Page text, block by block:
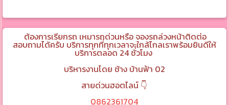
บริการเหมารถไพรเวท ขนาดเล็ก-ขนาดใหญ่ พร้อมคนขับ ทีมงาน
มืออาชีพที่มีประสบการณ์ขับรถสาธารณะมากกว่า 10 ปี เน้น
คุณภาพมากกว่าปริมาณ เพื่อความสะดวกและปลอดภัยสูงสุด
ลูกค้าสามารถติดต่อสื่อสารและติดตามการเดินทางได้ตลอดเวลา
ด้วยระบบ GPS ติดตามและ GPS นำทาง ทำให้มั่นใจในความ
ปลอดภัยและถึงที่หมายอย่างรวดเร็ว ไม่เสียเวลาการเดินทาง
พนักงานขับรถทุกท่านผ่านการตรวจสอบประวัติอาชญากรรม
จากสำนักงานตำรวจแห่งชาติเรียบร้อยแล้ว พร้อมประกันภัย
สำหรับผู้โดยสารทุกท่าน เพื่อความมั่นใจในความปลอดภัยยิ่งขึ้น
ต้องการเรียกรถ เหมารถด่วนหรือ จองรถล่วงหน้าติดต่อ
สอบถามได้ครับ บริการทุกที่ทุกเวลาจะใกล้ไกลเราพร้อมยินดีให้
บริการตลอด 24 ชั่วโมง
บริหารงานโดย ช้าง บ้านฟ้า 02
สายด่วนฮอตไลน์ 👇
0862361704